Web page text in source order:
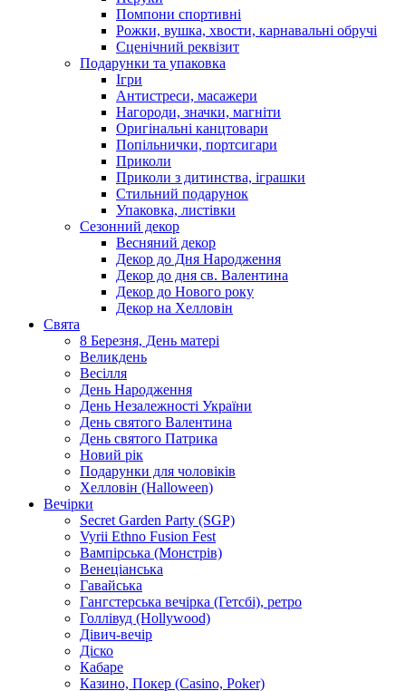
Помпони спортивні
Рожки, вушка, хвости, карнавальні обручі
Сценічний реквізит
Подарунки та упаковка
Ігри
Антистреси, масажери
Нагороди, значки, магніти
Оригінальні канцтовари
Попільнички, портсигари
Приколи
Приколи з дитинства, іграшки
Стильний подарунок
Упаковка, листівки
Сезонний декор
Весняний декор
Декор до Дня Народження
Декор до дня св. Валентина
Декор до Нового року
Декор на Хелловін
Свята
8 Березня, День матері
Великдень
Весілля
День Народження
День Незалежності України
День святого Валентина
День святого Патрика
Новий рік
Подарунки для чоловіків
Хелловін (Halloween)
Вечірки
Secret Garden Party (SGP)
Vyrii Ethno Fusion Fest
Вампірська (Монстрів)
Венеціанська
Гавайська
Гангстерська вечірка (Гетсбі), ретро
Голлівуд (Hollywood)
Дівич-вечір
Діско
Кабаре
Казино, Покер (Casino, Poker)